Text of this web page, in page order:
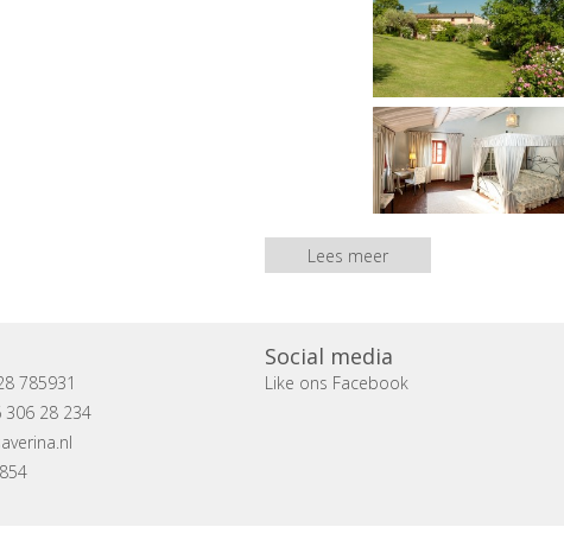
Lees meer
785931
306 28 234
Social media
Like ons Facebook